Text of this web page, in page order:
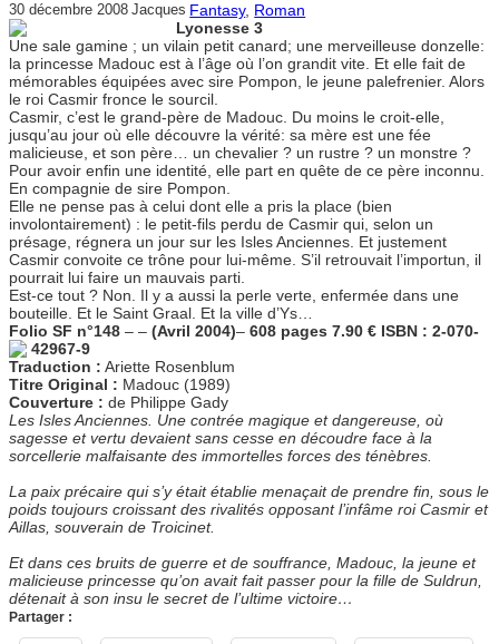
30 décembre 2008 Jacques Fantasy, Roman
Lyonesse 3
Une sale gamine ; un vilain petit canard; une merveilleuse donzelle:
la princesse Madouc est à l’âge où l’on grandit vite. Et elle fait de
mémorables équipées avec sire Pompon, le jeune palefrenier. Alors
le roi Casmir fronce le sourcil.
Casmir, c’est le grand-père de Madouc. Du moins le croit-elle,
jusqu’au jour où elle découvre la vérité: sa mère est une fée
malicieuse, et son père… un chevalier ? un rustre ? un monstre ?
Pour avoir enfin une identité, elle part en quête de ce père inconnu.
En compagnie de sire Pompon.
Elle ne pense pas à celui dont elle a pris la place (bien
involontairement) : le petit-fils perdu de Casmir qui, selon un
présage, régnera un jour sur les Isles Anciennes. Et justement
Casmir convoite ce trône pour lui-même. S’il retrouvait l’importun, il
pourrait lui faire un mauvais parti.
Est-ce tout ? Non. Il y a aussi la perle verte, enfermée dans une
bouteille. Et le Saint Graal. Et la ville d’Ys…
Folio SF n°148 – – (Avril 2004)– 608 pages 7.90 € ISBN : 2-070-
42967-9
Traduction : Ariette Rosenblum
Titre Original : Madouc (1989)
Couverture : de Philippe Gady
Les Isles Anciennes. Une contrée magique et dangereuse, où
sagesse et vertu devaient sans cesse en découdre face à la
sorcellerie malfaisante des immortelles forces des ténèbres.
La paix précaire qui s’y était établie menaçait de prendre fin, sous le
poids toujours croissant des rivalités opposant l’infâme roi Casmir et
Aillas, souverain de Troicinet.
Et dans ces bruits de guerre et de souffrance, Madouc, la jeune et
malicieuse princesse qu’on avait fait passer pour la fille de Suldrun,
détenait à son insu le secret de l’ultime victoire…
Partager :